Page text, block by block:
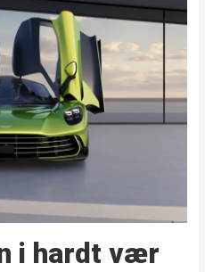
i hardt vær